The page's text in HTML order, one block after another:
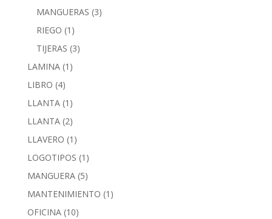
MANGUERAS (3)
RIEGO (1)
TIJERAS (3)
LAMINA (1)
LIBRO (4)
LLANTA (1)
LLANTA (2)
LLAVERO (1)
LOGOTIPOS (1)
MANGUERA (5)
MANTENIMIENTO (1)
OFICINA (10)